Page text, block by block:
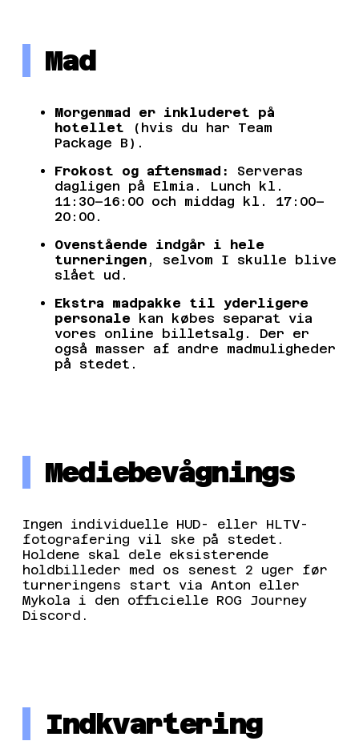
Mad
Morgenmad er inkluderet på
hotellet (hvis du har Team
Package B).
Frokost og aftensmad:
Serveras
dagligen på Elmia. Lunch kl.
11:30–16:00 och middag kl. 17:00–
20:00.
Ovenstående indgår i hele
turneringen , selvom I skulle blive
slået ud.
Ekstra madpakke til yderligere
personale kan købes separat via
vores online billetsalg. Der er
også masser af andre madmuligheder
på stedet.
Mediebevågnings
Ingen individuelle HUD- eller HLTV-
fotografering vil ske på stedet.
Holdene skal dele eksisterende
holdbilleder med os senest 2 uger før
turneringens start via Anton eller
Mykola i den officielle ROG Journey
Discord.
Indkvartering